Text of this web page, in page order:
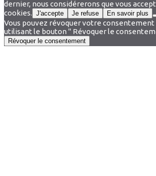
dernier, nous considérerons que vous
cookies. J'accepte Je refuse En savoir plus
Vous pouvez révoquer votre
utilisant le bouton " Révoquer le
Révoquer le consentement